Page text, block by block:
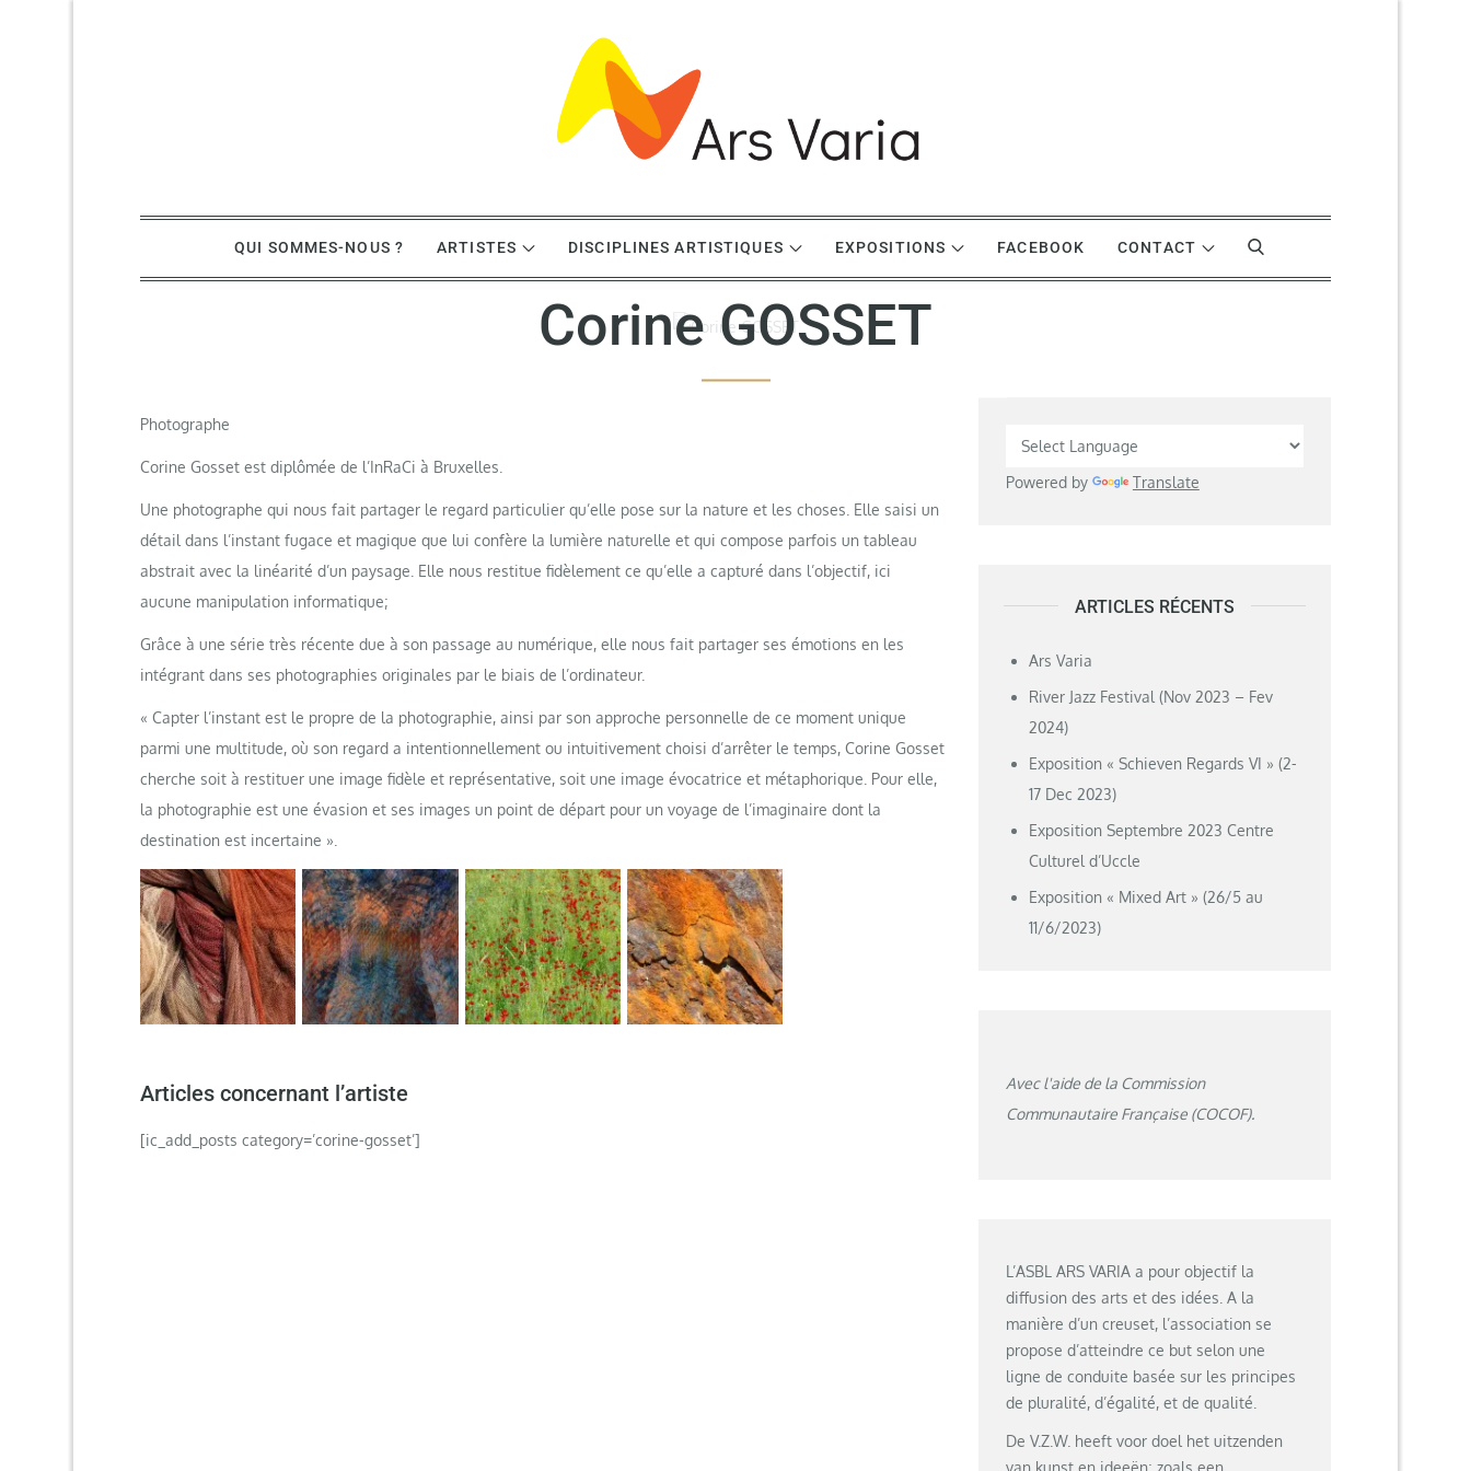
QUI SOMMES-NOUS ? ARTISTES DISCIPLINES ARTISTIQUES EXPOSITIONS FACEBOOK CONTACT
Corine GOSSET
Photographe
Corine Gosset est diplômée de l’InRaCi à Bruxelles.
Une photographe qui nous fait partager le regard particulier qu’elle pose sur la nature et les choses. Elle saisi un
détail dans l’instant fugace et magique que lui confère la lumière naturelle et qui compose parfois un tableau
abstrait avec la linéarité d’un paysage. Elle nous restitue fidèlement ce qu’elle a capturé dans l’objectif, ici
aucune manipulation informatique;
Grâce à une série très récente due à son passage au numérique, elle nous fait partager ses émotions en les
intégrant dans ses photographies originales par le biais de l’ordinateur.
« Capter l’instant est le propre de la photographie, ainsi par son approche personnelle de ce moment unique
parmi une multitude, où son regard a intentionnellement ou intuitivement choisi d’arrêter le temps, Corine Gosset
cherche soit à restituer une image fidèle et représentative, soit une image évocatrice et métaphorique. Pour elle,
la photographie est une évasion et ses images un point de départ pour un voyage de l’imaginaire dont la
destination est incertaine ».
Articles concernant l’artiste
[ic_add_posts category=’corine-gosset’]
Powered by Translate
ARTICLES RÉCENTS
Ars Varia
River Jazz Festival (Nov 2023 – Fev
2024)
Exposition « Schieven Regards VI » (2-
17 Dec 2023)
Exposition Septembre 2023 Centre
Culturel d’Uccle
Exposition « Mixed Art » (26/5 au
11/6/2023)
Avec l'aide de la Commission
Communautaire Française (COCOF).
L’ASBL ARS VARIA a pour objectif la
diffusion des arts et des idées. A la
manière d’un creuset, l’association se
propose d’atteindre ce but selon une
ligne de conduite basée sur les principes
de pluralité, d’égalité, et de qualité.
De V.Z.W. heeft voor doel het uitzenden
van kunst en ideeën; zoals een